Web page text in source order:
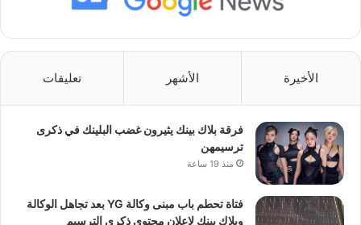
الأخيرة الأشهر تعليقات
فرقة بلاك بينك يثيرون غضب البلينك في ذكرى
ترسيمهن
منذ 19 ساعة
فتاة تحطم باب مبنى وكالة YG بعد تجاهل الوكالة
وبلاك بينك لإعلان محتوى ذكرى الترسيم